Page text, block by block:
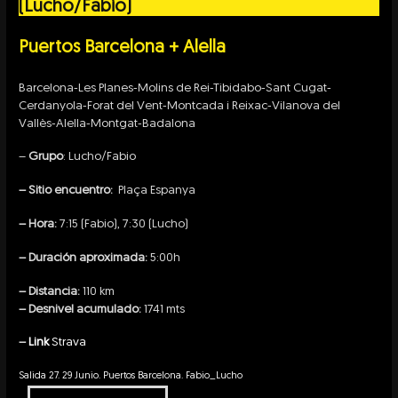
(Lucho/Fabio)
Puertos Barcelona + Alella
Barcelona-Les Planes-Molins de Rei-Tibidabo-Sant Cugat-
Cerdanyola-Forat del Vent-Montcada i Reixac-Vilanova del
Vallès-Alella-Montgat-Badalona
–Grupo: Lucho/Fabio
– Sitio encuentro: Plaça Espanya
– Hora: 7:15 (Fabio), 7:30 (Lucho)
– Duración aproximada:5:00h
– Distancia: 110 km
– Desnivel acumulado:1741 mts
– LinkStrava
Salida 27. 29 Junio. Puertos Barcelona. Fabio_Lucho